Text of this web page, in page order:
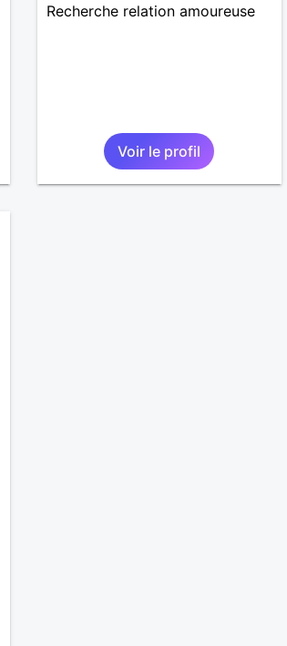
Recherche relation amoureuse
Voir le profil